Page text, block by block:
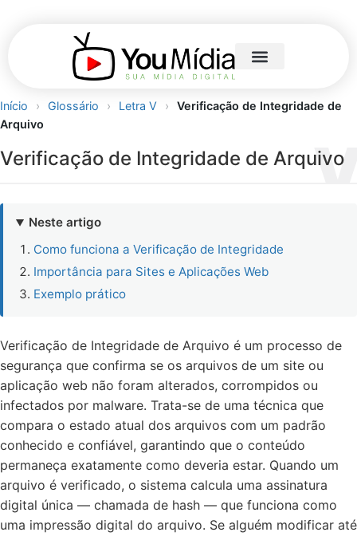
Início › Glossário › Letra V ›
Verificação de Integridade de
Arquivo
Verificação de Integridade de Arquivo
Neste artigo
Como funciona a Verificação de Integridade
Importância para Sites e Aplicações Web
Exemplo prático
Verificação de Integridade de Arquivo é um processo de
segurança que confirma se os arquivos de um site ou
aplicação web não foram alterados, corrompidos ou
infectados por malware. Trata-se de uma técnica que
compara o estado atual dos arquivos com um padrão
conhecido e confiável, garantindo que o conteúdo
permaneça exatamente como deveria estar. Quando um
arquivo é verificado, o sistema calcula uma assinatura
digital única — chamada de hash — que funciona como
uma impressão digital do arquivo. Se alguém modificar até